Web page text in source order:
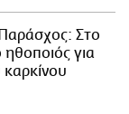
Στο
για